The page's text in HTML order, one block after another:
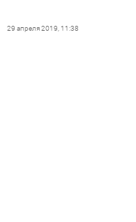
29 апреля 2019, 11:38